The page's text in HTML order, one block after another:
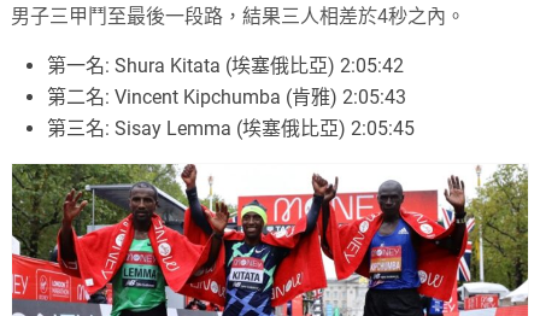
男子三甲鬥至最後一段路，結果三人相差於4秒之內。
第一名: Shura Kitata (埃塞俄比亞) 2:05:42
第二名: Vincent Kipchumba (肯雅) 2:05:43
第三名: Sisay Lemma (埃塞俄比亞) 2:05:45